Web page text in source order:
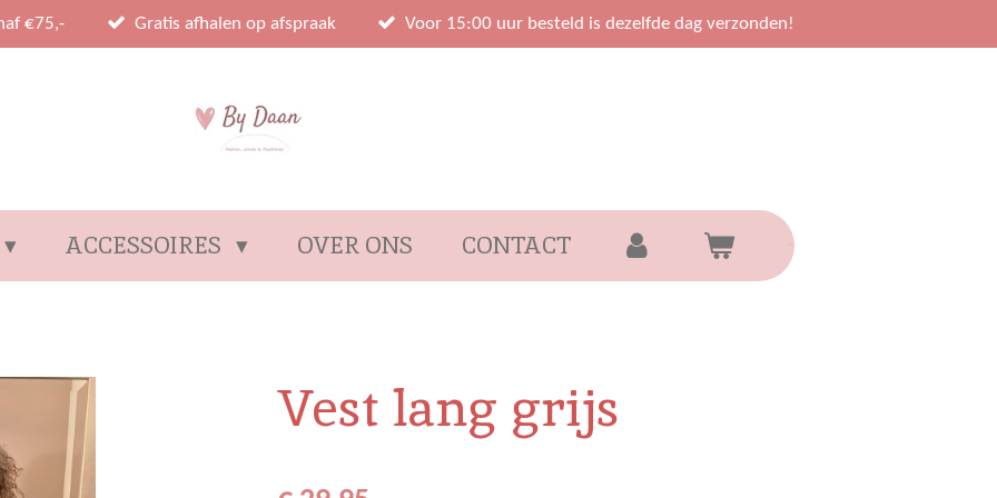
€75,- Gratis afhalen op afspraak Voor 15:00 uur besteld is dezelfde dag verzonden!
ACCESSOIRES OVER ONS CONTACT
Vest lang grijs